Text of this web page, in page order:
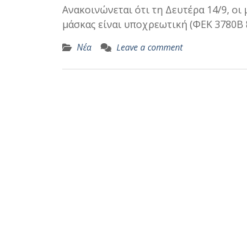
Ανακοινώνεται ότι τη Δευτέρα 14/9,
μάσκας είναι υποχρεωτική (ΦΕΚ
Νέα Leave a comment